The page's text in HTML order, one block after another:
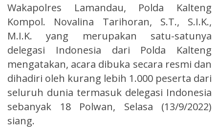
Wakapolres Lamandau, Polda Kalteng
Kompol. Novalina Tarihoran, S.T., S.I.K.,
M.I.K. yang merupakan satu-satunya
delegasi Indonesia dari Polda Kalteng
mengatakan, acara dibuka secara resmi dan
dihadiri oleh kurang lebih 1.000 peserta dari
seluruh dunia termasuk delegasi Indonesia
sebanyak 18 Polwan, Selasa (13/9/2022)
siang.